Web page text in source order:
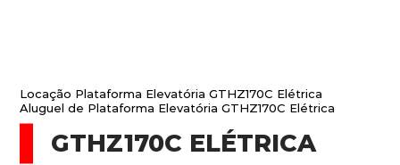
Locação Plataforma Elevatória GTHZ170C Elétrica
Aluguel de Plataforma Elevatória GTHZ170C Elétrica
GTHZ170C ELÉTRICA